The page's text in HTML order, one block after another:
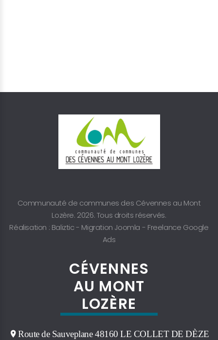
Communauté de communes des Cévennes au Mont
Lozère. 2026. Tous droits réservés.
Réalisation : Baliztic - Migration Joomla - Freelance Google
Ads
CÉVENNES
AU MONT
LOZÈRE
Route de Sauveplane 48160 LE COLLET DE DÈZE